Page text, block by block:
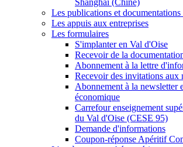
Shanghai (Chine)
Les publications et documentations
Les appuis aux entreprises
Les formulaires
S'implanter en Val d'Oise
Recevoir de la
Abonnement à la lettre
Recevoir des invitations aux
Abonnement à la newsletter
économique
Carrefour enseignement
du Val d'Oise (CESE 95)
Demande d'informations
Coupon-réponse Apéritif